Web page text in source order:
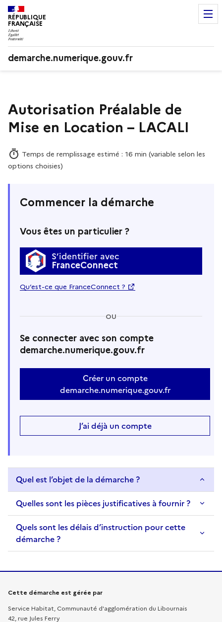
RÉPUBLIQUE
FRANÇAISE
demarche.numerique.gouv.fr
Autorisation Préalable de
Mise en Location – LACALI
Temps de remplissage estimé : 16 min (variable selon les
options choisies)
Commencer la démarche
Vous êtes un particulier ?
S’identifier avec
FranceConnect
Qu’est-ce que FranceConnect ?
OU
Se connecter avec son compte
demarche.numerique.gouv.fr
Créer un compte
demarche.numerique.gouv.fr
J’ai déjà un compte
Quel est l’objet de la démarche ?
Quelles sont les pièces justificatives à fournir ?
Quels sont les délais d’instruction pour cette
démarche ?
Informations sur la démarche
Cette démarche est gérée par
Service Habitat, Communauté d'agglomération du Libournais
42, rue Jules Ferry